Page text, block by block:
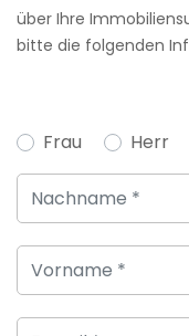
über Ihre
bitte die folgenden
Frau Herr